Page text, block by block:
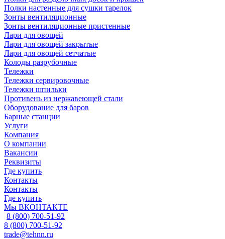
Полки настенные для сушки тарелок
Зонты вентиляционные
Зонты вентиляционные пристенные
Лари для овощей
Лари для овощей закрытые
Лари для овощей сетчатые
Колоды разрубочные
Тележки
Тележки сервировочные
Тележки шпильки
Противень из нержавеющей стали
Оборудование для баров
Барные станции
Услуги
Компания
О компании
Вакансии
Реквизиты
Где купить
Контакты
Контакты
Где купить
Мы ВКОНТАКТЕ
8 (800) 700-51-92
8 (800) 700-51-92
trade@tehnn.ru